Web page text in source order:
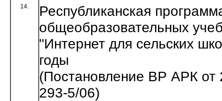
14.
Республиканская
общеобразовательных
"Интернет для сельских
годы
(Постановление ВР АРК
293-5/06)